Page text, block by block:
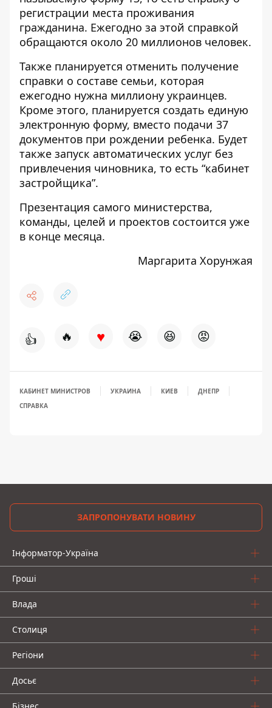
регистрации места проживания
гражданина. Ежегодно за этой справкой
обращаются около 20 миллионов человек.
Также планируется отменить получение
справки о составе семьи, которая
ежегодно нужна миллиону украинцев.
Кроме этого, планируется создать единую
электронную форму, вместо подачи 37
документов при рождении ребенка. Будет
также запуск автоматических услуг без
привлечения чиновника, то есть “кабинет
застройщика”.
Презентация самого министерства,
команды, целей и проектов состоится уже
в конце месяца.
Маргарита Хорунжая
👍 🔥 ♥ 😭 😆 😡
КАБИНЕТ МИНИСТРОВ УКРАИНА КИЕВ
ДНЕПР
СПРАВКА
ЗАПРОПОНУВАТИ НОВИНУ
Інформатор-Україна
Гроші
Влада
Столиця
Регіони
Досьє